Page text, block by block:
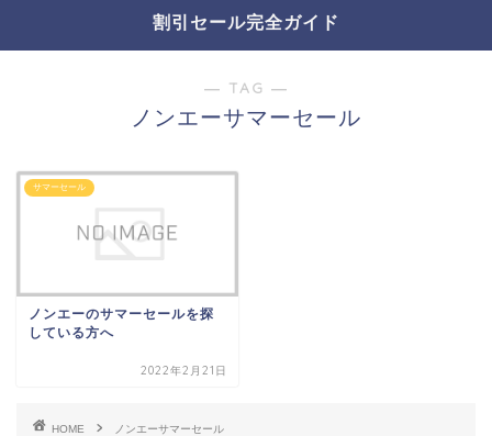
割引セール完全ガイド
― TAG ―
ノンエーサマーセール
サマーセール
ノンエーのサマーセールを探
している方へ
2022年2月21日
HOME ノンエーサマーセール